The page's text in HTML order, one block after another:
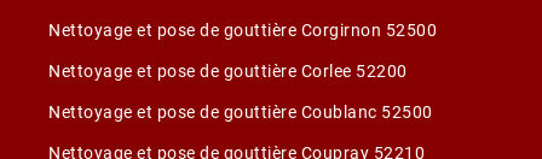
Nettoyage et pose de gouttière Corgirnon 52500
Nettoyage et pose de gouttière Corlee 52200
Nettoyage et pose de gouttière Coublanc 52500
Nettoyage et pose de gouttière Coupray 52210